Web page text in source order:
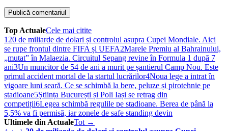
Top ActualeCele mai citite
1 20 de miliarde de dolari și controlul asupra Cupei Mondiale. Aici
se rupe frontul dintre FIFA și UEFA2Marele Premiu al Bahrainului,
„mutat” în Malaezia. Circuitul Sepang revine în Formula 1 după 7
ani3Un muncitor de 54 de ani a murit pe șantierul Camp Nou. Este
primul accident mortal de la startul lucrărilor4Noua lege a intrat în
vigoare luni seară. Ce se schimbă la bere, peluze și pirotehnie pe
stadioane5Știința București și Poli Iași se retrag din
competiții6Legea schimbă regulile pe stadioane. Berea de până la
5,5% va fi permisă, iar zonele de safe standing devin
Ultimele din ActualeTot →